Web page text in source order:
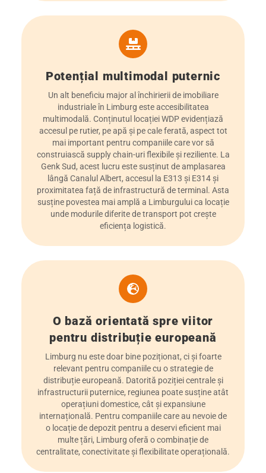
Potențial multimodal puternic
Un alt beneficiu major al închirierii de imobiliare
industriale în Limburg este accesibilitatea
multimodală. Conținutul locației WDP evidențiază
accesul pe rutier, pe apă și pe cale ferată, aspect tot
mai important pentru companiile care vor să
construiască supply chain-uri flexibile și reziliente. La
Genk Sud, acest lucru este susținut de amplasarea
lângă Canalul Albert, accesul la E313 și E314 și
proximitatea față de infrastructură de terminal. Asta
susține povestea mai amplă a Limburgului ca locație
unde modurile diferite de transport pot crește
eficiența logistică.
O bază orientată spre viitor
pentru distribuție europeană
Limburg nu este doar bine poziționat, ci și foarte
relevant pentru companiile cu o strategie de
distribuție europeană. Datorită poziției centrale și
infrastructurii puternice, regiunea poate susține atât
operațiuni domestice, cât și expansiune
internațională. Pentru companiile care au nevoie de
o locație de depozit pentru a deservi eficient mai
multe țări, Limburg oferă o combinație de
centralitate, conectivitate și flexibilitate operațională.